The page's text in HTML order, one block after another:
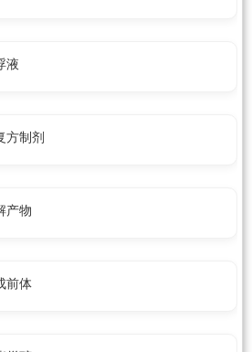
液
方制剂
产物
前体